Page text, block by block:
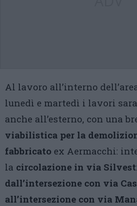
Al lavoro all’interno
lunedì e martedì i lavori
anche all’esterno, con una
viabilistica per la
fabbricato ex Aermacchi:
la circolazione in via
dall’intersezione con via
all’intersezione con via